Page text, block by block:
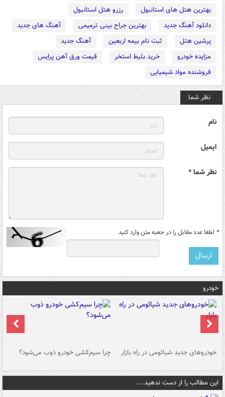
بهترین هتل های استانبول
رزرو هتل استانبول
دانلود آهنگ جدید
بهترین جراح بینی ترمیمی
آهنگ های جدید
پرشین هتل
ثبت نام بیمه اربعین
آهنگ جدید
مزایده خودرو
خرید بلیط استخر
قیمت ورق آهن پرایس
فروشنده مواد شیمیایی
نظر شما
نام
ایمیل
نظر شما *
* لطفا عدد مقابل را در جعبه متن وارد کنید
خودرو
خودروهای جدید شیائومی در راه بازار چرا سیم‌کشی خودرو ذوب می‌شود؟
این مطالب را از دست ندهید....